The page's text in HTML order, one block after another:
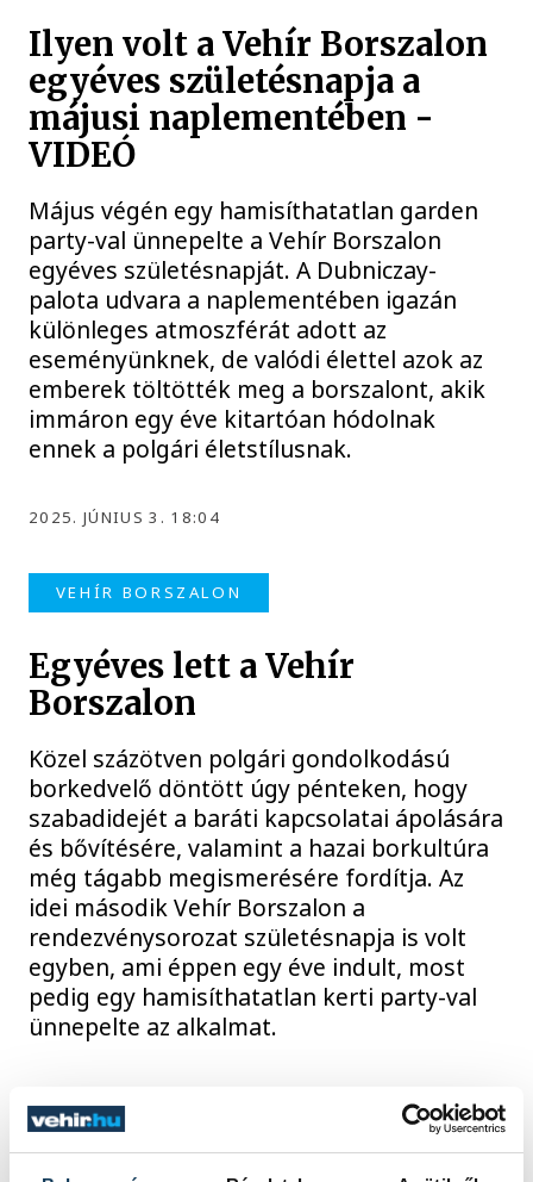
Ilyen volt a Vehír Borszalon
egyéves születésnapja a
májusi naplementében -
VIDEÓ
Május végén egy hamisíthatatlan garden
party-val ünnepelte a Vehír Borszalon
egyéves születésnapját. A Dubniczay-
palota udvara a naplementében igazán
különleges atmoszférát adott az
eseményünknek, de valódi élettel azok az
emberek töltötték meg a borszalont, akik
immáron egy éve kitartóan hódolnak
ennek a polgári életstílusnak.
2025. JÚNIUS 3. 18:04
VEHÍR BORSZALON
Egyéves lett a Vehír
Borszalon
Közel százötven polgári gondolkodású
borkedvelő döntött úgy pénteken, hogy
szabadidejét a baráti kapcsolatai ápolására
és bővítésére, valamint a hazai borkultúra
még tágabb megismerésére fordítja. Az
idei második Vehír Borszalon a
rendezvénysorozat születésnapja is volt
egyben, ami éppen egy éve indult, most
pedig egy hamisíthatatlan kerti party-val
ünnepelte az alkalmat.